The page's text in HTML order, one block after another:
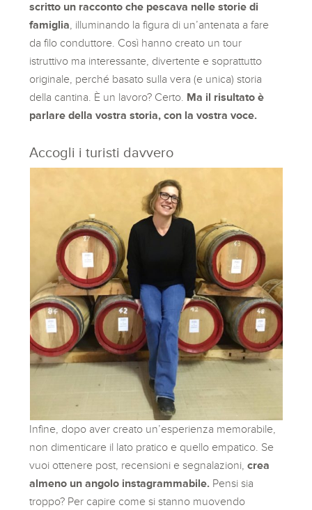
scritto un racconto che pescava nelle storie di
famiglia , illuminando la figura di un’antenata a fare
da filo conduttore. Così hanno creato un tour
istruttivo ma interessante, divertente e soprattutto
originale, perché basato sulla vera (e unica) storia
della cantina. È un lavoro? Certo. Ma il risultato è
parlare della vostra storia, con la vostra voce.
Accogli i turisti davvero
Infine, dopo aver creato un’esperienza memorabile,
non dimenticare il lato pratico e quello empatico. Se
vuoi ottenere post, recensioni e segnalazioni,crea
almeno un angolo instagrammabile. Pensi sia
troppo? Per capire come si stanno muovendo